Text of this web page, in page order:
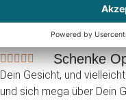
Schenke
Dein Gesicht, und
und sich mega über Dein